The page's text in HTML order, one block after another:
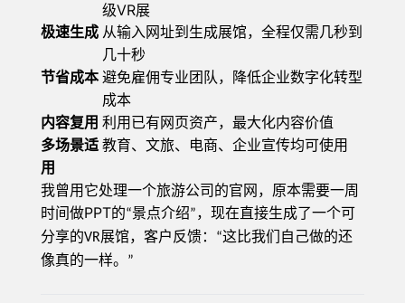
级VR展
极速生成 从输入网址到生成展馆，全程仅需几秒到
几十秒
节省成本 避免雇佣专业团队，降低企业数字化转型
成本
内容复用 利用已有网页资产，最大化内容价值
多场景适
用
教育、文旅、电商、企业宣传均可使用
我曾用它处理一个旅游公司的官网，原本需要一周
时间做PPT的“景点介绍”，现在直接生成了一个可
分享的VR展馆，客户反馈： “这比我们自己做的还
像真的一样。
”